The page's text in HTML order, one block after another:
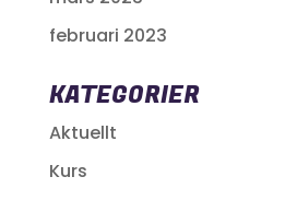
februari 2023
KATEGORIER
Aktuellt
Kurs